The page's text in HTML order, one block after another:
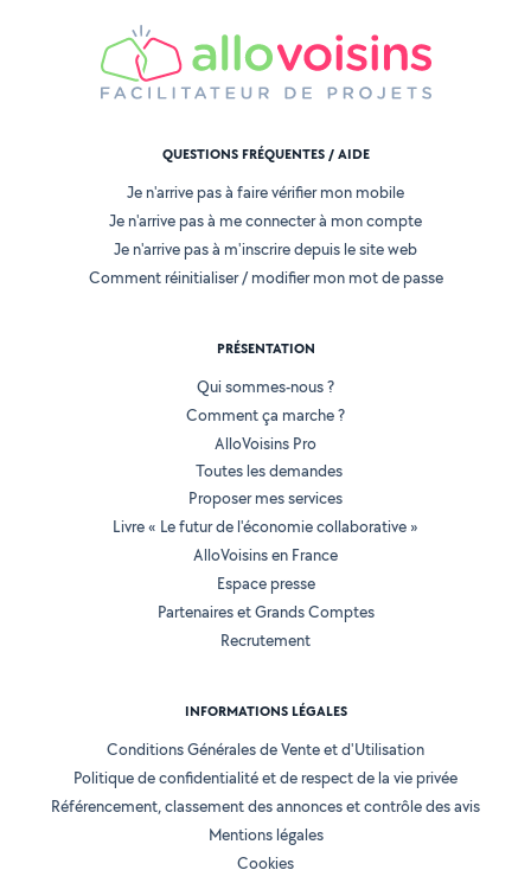
QUESTIONS FRÉQUENTES / AIDE
Je n'arrive pas à faire vérifier mon mobile
Je n'arrive pas à me connecter à mon compte
Je n'arrive pas à m'inscrire depuis le site web
Comment réinitialiser / modifier mon mot de passe
PRÉSENTATION
Qui sommes-nous ?
Comment ça marche ?
AlloVoisins Pro
Toutes les demandes
Proposer mes services
Livre « Le futur de l'économie collaborative »
AlloVoisins en France
Espace presse
Partenaires et Grands Comptes
Recrutement
INFORMATIONS LÉGALES
Conditions Générales de Vente et d'Utilisation
Politique de confidentialité et de respect de la vie privée
Référencement, classement des annonces et contrôle des avis
Mentions légales
Cookies